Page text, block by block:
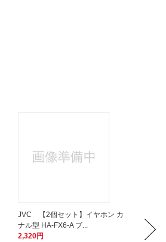
JVC 【2個セット】イヤホン カ
ナル型 HA-FX6-A ブ...
2,320円
ナル
6,960円